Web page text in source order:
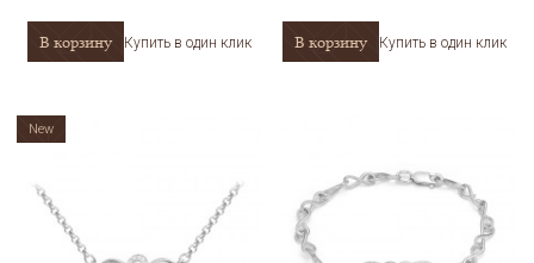
В корзину Купить в один клик В корзину Купить в один клик
New